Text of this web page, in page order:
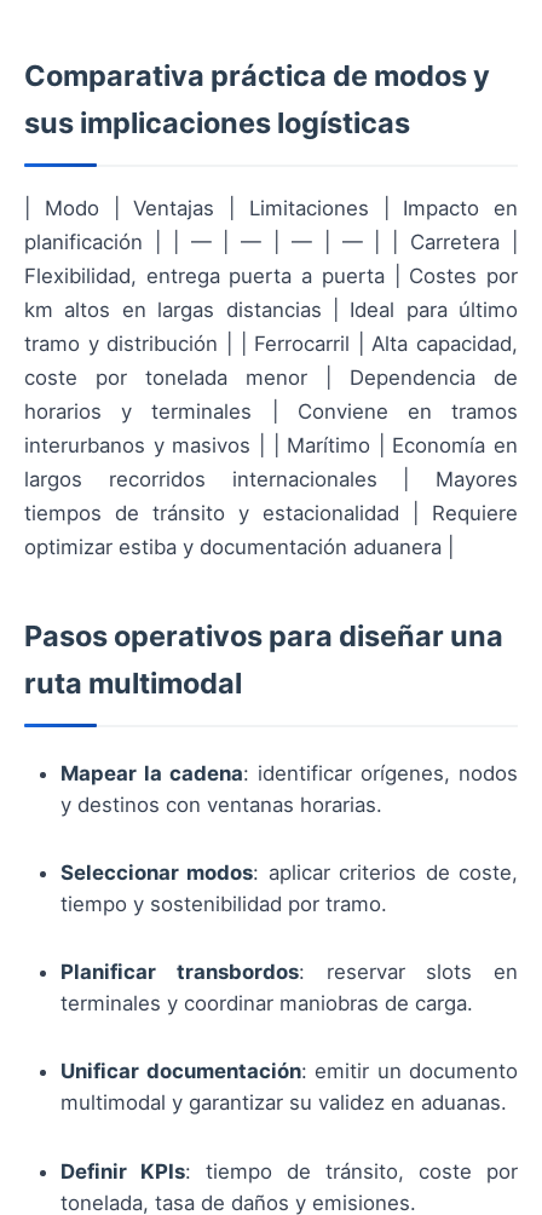
Comparativa práctica de modos y
sus implicaciones logísticas
| Modo | Ventajas | Limitaciones | Impacto en
planificación | | — | — | — | — | | Carretera |
Flexibilidad, entrega puerta a puerta | Costes por
km altos en largas distancias | Ideal para último
tramo y distribución | | Ferrocarril | Alta capacidad,
coste por tonelada menor | Dependencia de
horarios y terminales | Conviene en tramos
interurbanos y masivos | | Marítimo | Economía en
largos recorridos internacionales | Mayores
tiempos de tránsito y estacionalidad | Requiere
optimizar estiba y documentación aduanera |
Pasos operativos para diseñar una
ruta multimodal
Mapear la cadena: identificar orígenes, nodos
y destinos con ventanas horarias.
Seleccionar modos: aplicar criterios de coste,
tiempo y sostenibilidad por tramo.
Planificar transbordos: reservar slots en
terminales y coordinar maniobras de carga.
Unificar documentación: emitir un documento
multimodal y garantizar su validez en aduanas.
Definir KPIs: tiempo de tránsito, coste por
tonelada, tasa de daños y emisiones.